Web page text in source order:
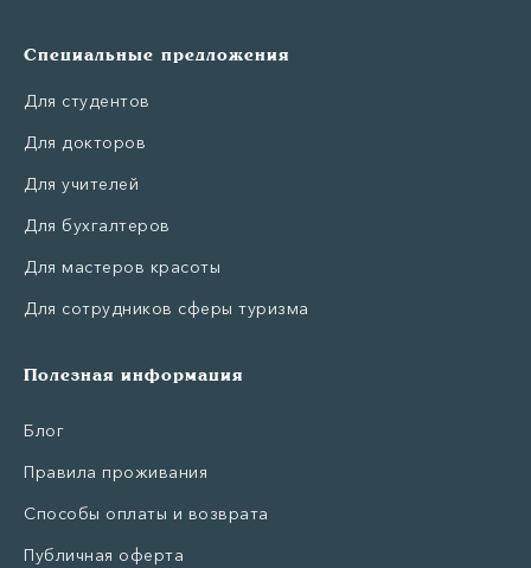
Специальные предложения
Для студентов
Для докторов
Для учителей
Для бухгалтеров
Для мастеров красоты
Для сотрудников сферы туризма
Полезная информация
Блог
Правила проживания
Способы оплаты и возврата
Публичная оферта